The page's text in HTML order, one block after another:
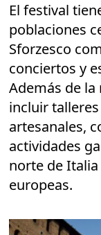
El festival
poblaciones
Sforzesco
conciertos y
Además de
incluir
artesanales,
actividades
norte de
europeas.